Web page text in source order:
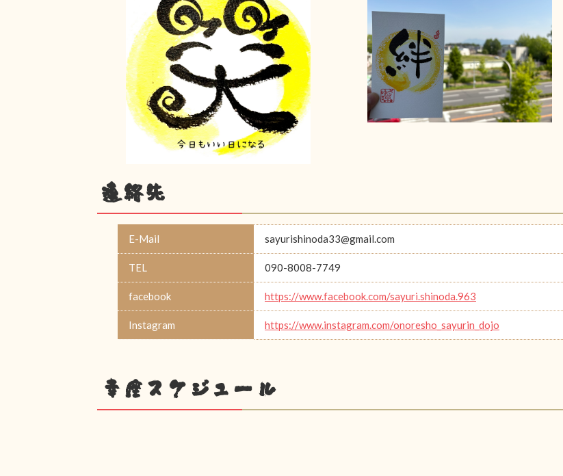
連絡先
E-Mail sayurishinoda33@gmail.com
TEL 090-8008-7749
facebook https://www.facebook.com/sayuri.shinoda.963
Instagram https://www.instagram.com/onoresho_sayurin_dojo
幸座スケジュール